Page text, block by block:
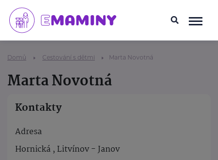
Domů Cestování s dětmi Marta Novotná
Marta Novotná
Kontakty
Adresa
Hornická , Litvínov - Janov